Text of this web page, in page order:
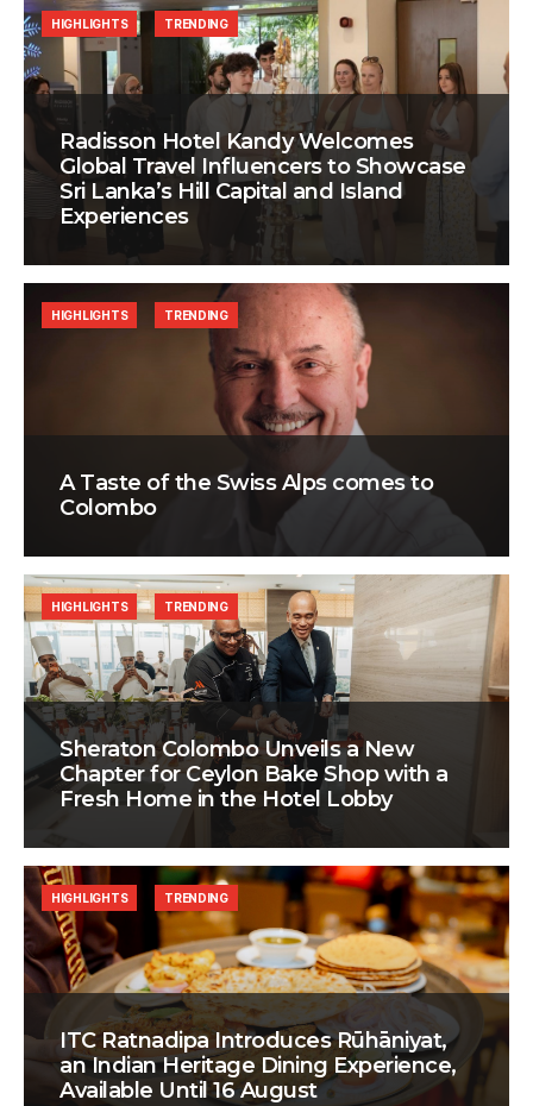
Radisson Hotel Kandy Welcomes
Global Travel Influencers to Showcase
Sri Lanka’s Hill Capital and Island
Experiences
HIGHLIGHTS TRENDING
A Taste of the Swiss Alps comes to
Colombo
HIGHLIGHTS TRENDING
Sheraton Colombo Unveils a New
Chapter for Ceylon Bake Shop with a
Fresh Home in the Hotel Lobby
HIGHLIGHTS TRENDING
ITC Ratnadipa Introduces Rūhāniyat,
an Indian Heritage Dining Experience,
Available Until 16 August
HIGHLIGHTS TRENDING